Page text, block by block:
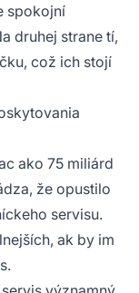
spokojní
druhej strane tí,
což ich stojí
ako 75 miliárd
že opustilo
servisu.
ak by im